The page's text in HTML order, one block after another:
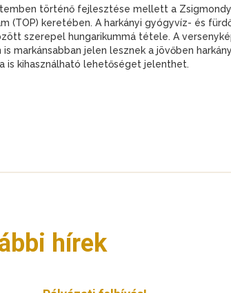
történő fejlesztése mellett a
(TOP) keretében. A harkányi gyógyvíz- és
szerepel hungarikummá tétele. A
jelen lesznek a jövőben
is kihasználható lehetőséget jelenthet.
hírek